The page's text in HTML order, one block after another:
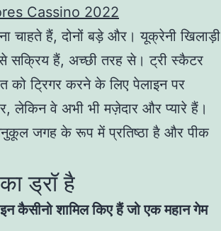
Cassino 2022
चाहते हैं, दोनों बड़े और। यूक्रेनी खिलाड़ी
सक्रिय हैं, अच्छी तरह से। ट्री स्कैटर
को ट्रिगर करने के लिए पेलाइन पर
लेकिन वे अभी भी मज़ेदार और प्यारे हैं।
जगह के रूप में प्रतिष्ठा है और पीक
ड्रॉ है
कैसीनो शामिल किए हैं जो एक महान गेम